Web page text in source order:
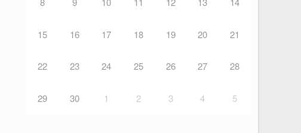
15 16 17 18 19 20 21
22 23 24 25 26 27 28
29 30 1 2 3 4 5